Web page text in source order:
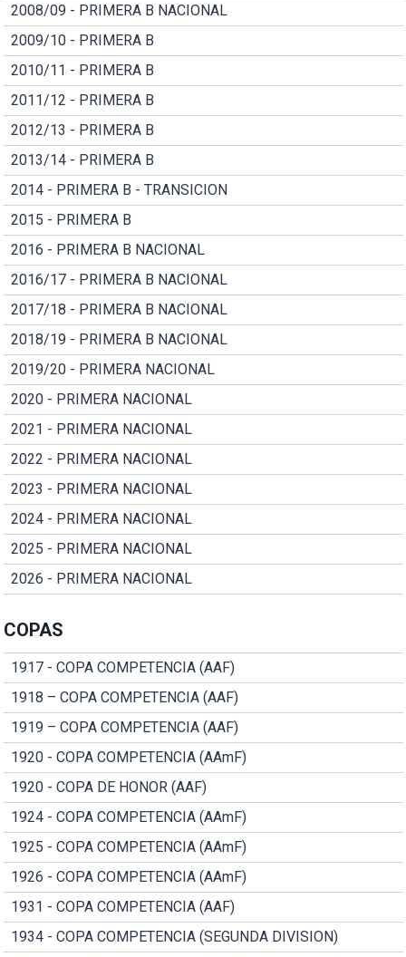
2008/09 - PRIMERA B NACIONAL
2009/10 - PRIMERA B
2010/11 - PRIMERA B
2011/12 - PRIMERA B
2012/13 - PRIMERA B
2013/14 - PRIMERA B
2014 - PRIMERA B - TRANSICION
2015 - PRIMERA B
2016 - PRIMERA B NACIONAL
2016/17 - PRIMERA B NACIONAL
2017/18 - PRIMERA B NACIONAL
2018/19 - PRIMERA B NACIONAL
2019/20 - PRIMERA NACIONAL
2020 - PRIMERA NACIONAL
2021 - PRIMERA NACIONAL
2022 - PRIMERA NACIONAL
2023 - PRIMERA NACIONAL
2024 - PRIMERA NACIONAL
2025 - PRIMERA NACIONAL
2026 - PRIMERA NACIONAL
COPAS
1917 - COPA COMPETENCIA (AAF)
1918 – COPA COMPETENCIA (AAF)
1919 – COPA COMPETENCIA (AAF)
1920 - COPA COMPETENCIA (AAmF)
1920 - COPA DE HONOR (AAF)
1924 - COPA COMPETENCIA (AAmF)
1925 - COPA COMPETENCIA (AAmF)
1926 - COPA COMPETENCIA (AAmF)
1931 - COPA COMPETENCIA (AAF)
1934 - COPA COMPETENCIA (SEGUNDA DIVISION)